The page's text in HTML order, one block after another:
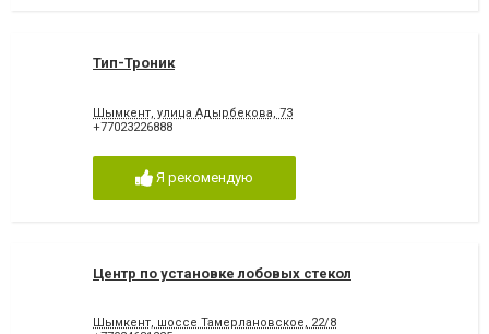
Тип-Троник
Шымкент, улица Адырбекова, 73
+77023226888
Я рекомендую
Центр по установке лобовых стекол
Шымкент, шоссе Тамерлановское, 22/8